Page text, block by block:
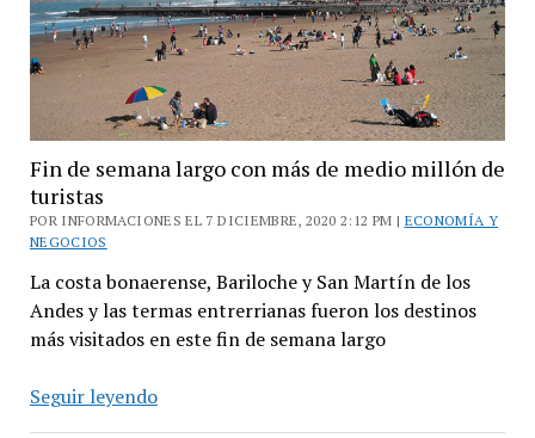
Fin de semana largo con más de medio millón de
turistas
POR INFORMACIONES EL 7 DICIEMBRE, 2020 2:12 PM | ECONOMÍA Y
NEGOCIOS
La costa bonaerense, Bariloche y San Martín de los
Andes y las termas entrerrianas fueron los destinos
más visitados en este fin de semana largo
Seguir leyendoFin